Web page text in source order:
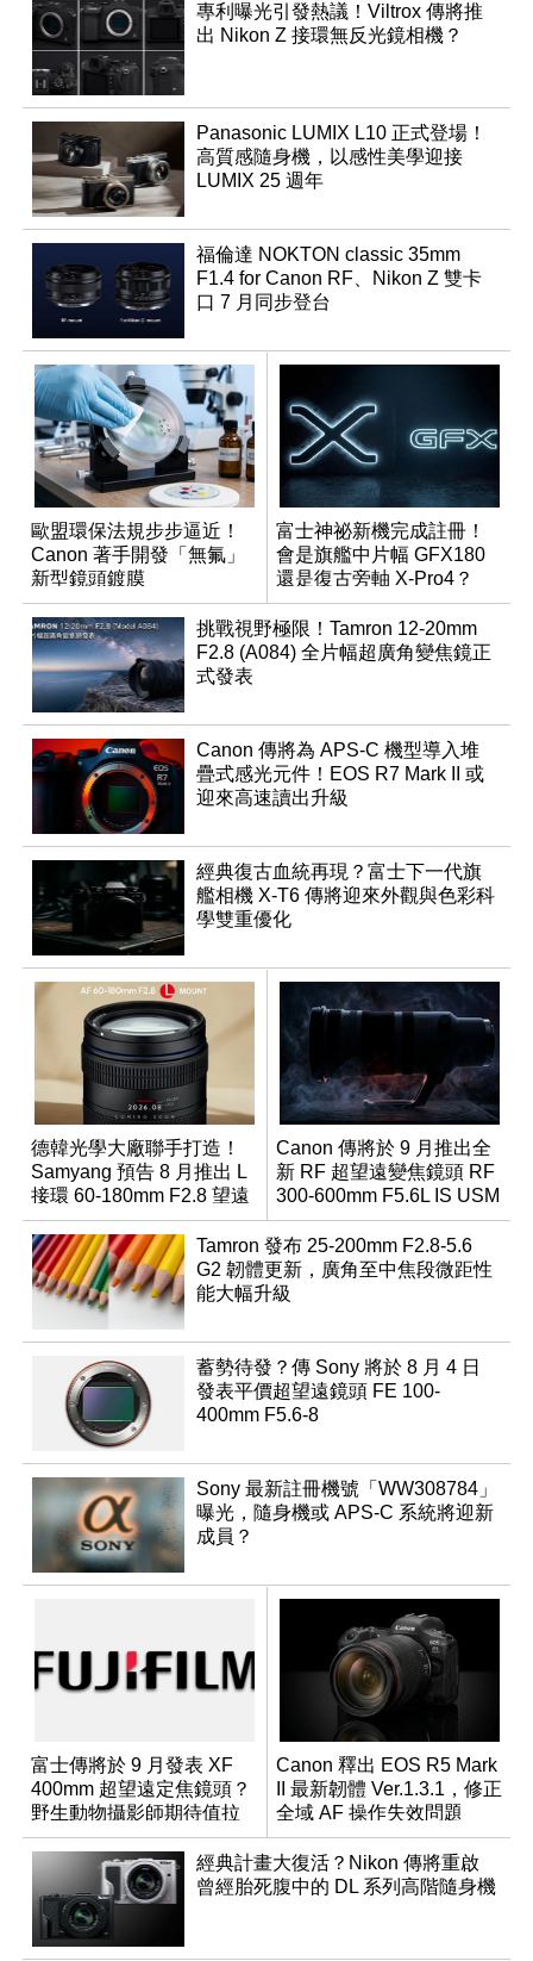
專利曝光引發熱議！Viltrox 傳將推
出 Nikon Z 接環無反光鏡相機？
Panasonic LUMIX L10 正式登場！
高質感隨身機，以感性美學迎接
LUMIX 25 週年
福倫達 NOKTON classic 35mm
F1.4 for Canon RF、Nikon Z 雙卡
口 7 月同步登台
歐盟環保法規步步逼近！
Canon 著手開發「無氟」
新型鏡頭鍍膜
富士神祕新機完成註冊！
會是旗艦中片幅 GFX180
還是復古旁軸 X-Pro4？
挑戰視野極限！Tamron 12-20mm
F2.8 (A084) 全片幅超廣角變焦鏡正
式發表
Canon 傳將為 APS-C 機型導入堆
疊式感光元件！EOS R7 Mark II 或
迎來高速讀出升級
經典復古血統再現？富士下一代旗
艦相機 X-T6 傳將迎來外觀與色彩科
學雙重優化
德韓光學大廠聯手打造！
Samyang 預告 8 月推出 L
接環 60-180mm F2.8 望遠
變焦鏡
Canon 傳將於 9 月推出全
新 RF 超望遠變焦鏡頭 RF
300-600mm F5.6L IS USM
Tamron 發布 25-200mm F2.8-5.6
G2 韌體更新，廣角至中焦段微距性
能大幅升級
蓄勢待發？傳 Sony 將於 8 月 4 日
發表平價超望遠鏡頭 FE 100-
400mm F5.6-8
Sony 最新註冊機號「WW308784」
曝光，隨身機或 APS-C 系統將迎新
成員？
富士傳將於 9 月發表 XF
400mm 超望遠定焦鏡頭？
野生動物攝影師期待值拉
滿
Canon 釋出 EOS R5 Mark
II 最新韌體 Ver.1.3.1，修正
全域 AF 操作失效問題
經典計畫大復活？Nikon 傳將重啟
曾經胎死腹中的 DL 系列高階隨身機